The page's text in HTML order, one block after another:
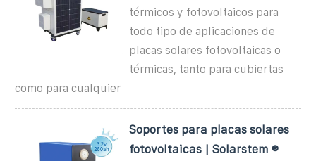
térmicos y fotovoltaicos para
todo tipo de aplicaciones de
placas solares fotovoltaicas o
térmicas, tanto para cubiertas
como para cualquier
Soportes para placas solares
fotovoltaicas | Solarstem ®